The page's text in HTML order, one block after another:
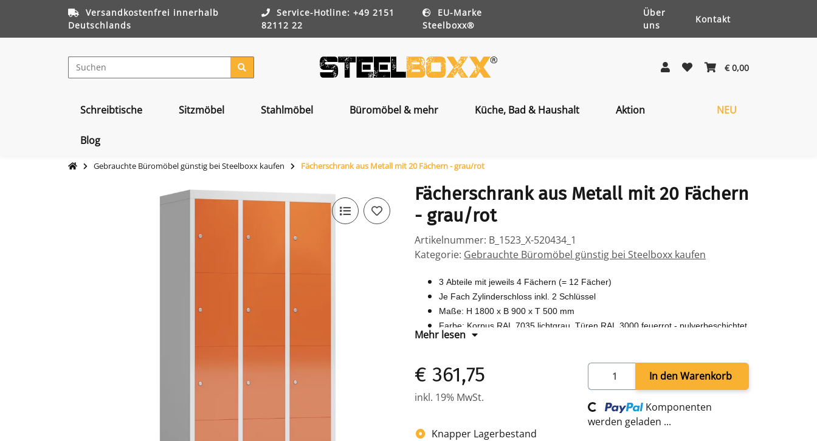
Versandkostenfrei innerhalb
Deutschlands
Service-Hotline: +49 2151
82112 22
EU-Marke
Steelboxx®
Über
uns
Kontakt
€ 0,00
Schreibtische Sitzmöbel Stahlmöbel Büromöbel & mehr Küche, Bad & Haushalt Aktion NEU
Blog
Gebrauchte Büromöbel günstig bei Steelboxx kaufen Fächerschrank aus Metall mit 20 Fächern - grau/rot
Fächerschrank aus Metall mit 20 Fächern
- grau/rot
Artikelnummer: B_1523_X-520434_1
Kategorie: Gebrauchte Büromöbel günstig bei Steelboxx kaufen
3 Abteile mit jeweils 4 Fächern (= 12 Fächer)
Je Fach Zylinderschloss inkl. 2 Schlüssel
Maße: H 1800 x B 900 x T 500 mm
Farbe: Korpus RAL 7035 lichtgrau, Türen RAL 3000 feuerrot - pulverbeschichtet
Komplett montiert und verschweißt - sofort einsatzbereit
Mehr lesen
€ 361,75
inkl. 19% MwSt.
Knapper Lagerbestand
In den Warenkorb
Loading...
Komponenten
werden geladen ...